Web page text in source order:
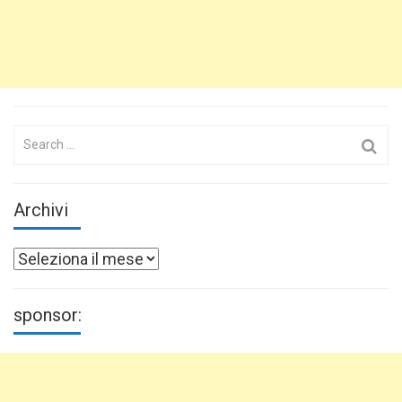
Search
Archivi
Archivi
sponsor: